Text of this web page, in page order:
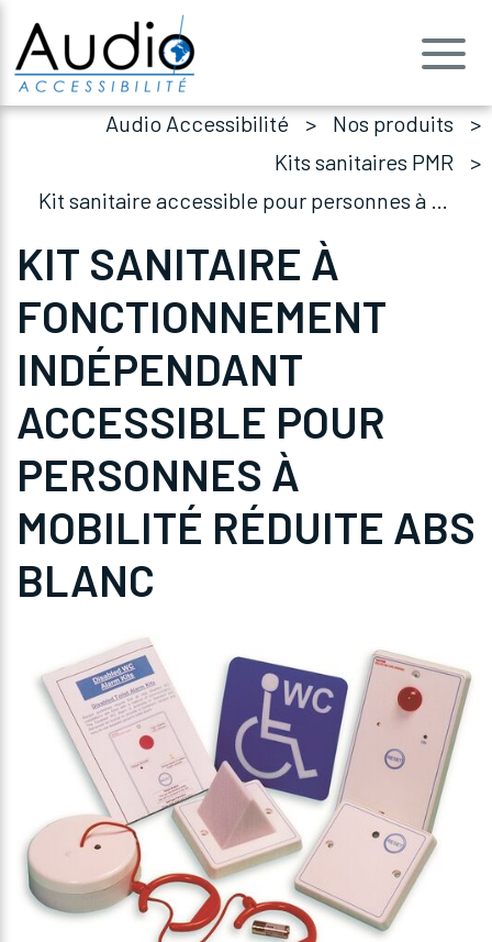
Audio Accessibilité
Nos produits
Kits sanitaires PMR
Kit sanitaire accessible pour personnes à mobilité réduite ABS blanc
KIT SANITAIRE À
FONCTIONNEMENT
INDÉPENDANT
ACCESSIBLE POUR
PERSONNES À
MOBILITÉ RÉDUITE ABS
BLANC